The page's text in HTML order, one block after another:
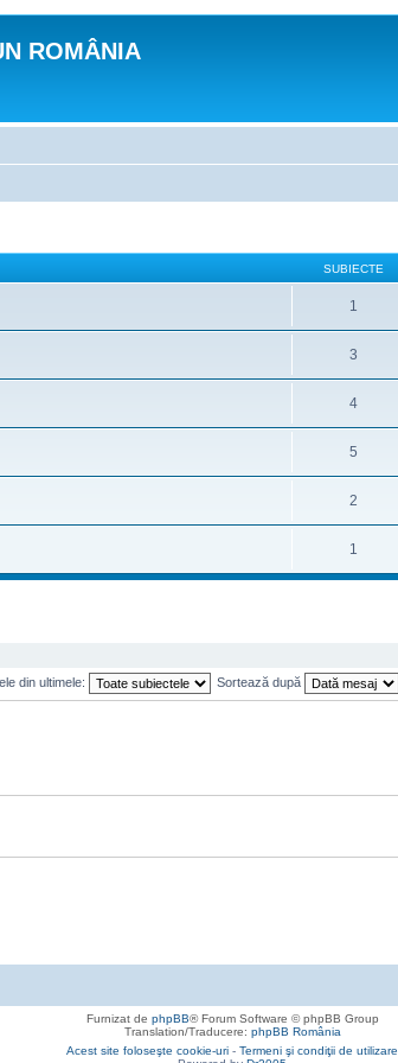
ROMÂNIA
SUBIECTE
1
3
4
5
2
1
din ultimele: Sortează după
Furnizat de phpBB® Forum Software © phpBB Group
Translation/Traducere: phpBB România
Acest site foloseşte cookie-uri - Termeni şi condiţii de utilizare